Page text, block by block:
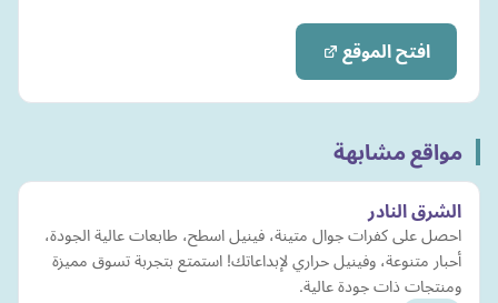
افتح الموقع
مواقع مشابهة
الشرق النادر
احصل على كفرات جوال متينة، فينيل اسطح، طابعات عالية الجودة،
أحبار متنوعة، وفينيل حراري لإبداعاتك! استمتع بتجربة تسوق مميزة
ومنتجات ذات جودة عالية.